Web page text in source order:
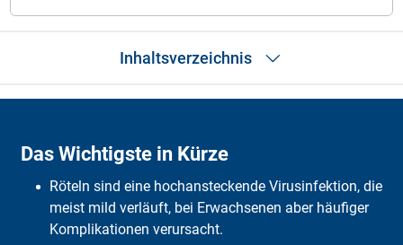
Inhaltsverzeichnis
Sy­mpto­me & Ansteckung
Alternative Zusatztherapien
Schwa­nge­rschaft
Impfung
Das Wichtigste in Kürze
Röteln sind eine hochansteckende Virusinfektion, die
meist mild verläuft, bei Erwachsenen aber häufiger
Komplikationen verursacht.